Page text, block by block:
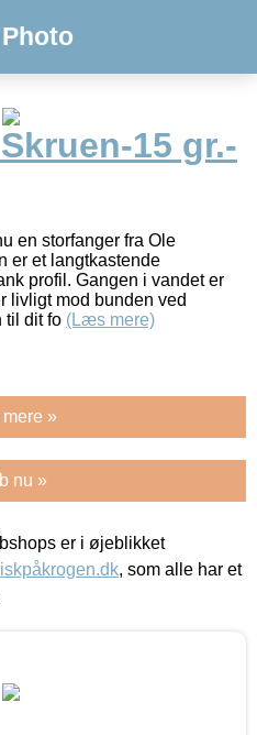
15 gr.-
en storfanger fra Ole
er et langtkastende
profil. Gangen i vandet er
livligt mod bunden ved
til dit fo (Læs mere)
»
nu »
er i øjeblikket
, som alle har et